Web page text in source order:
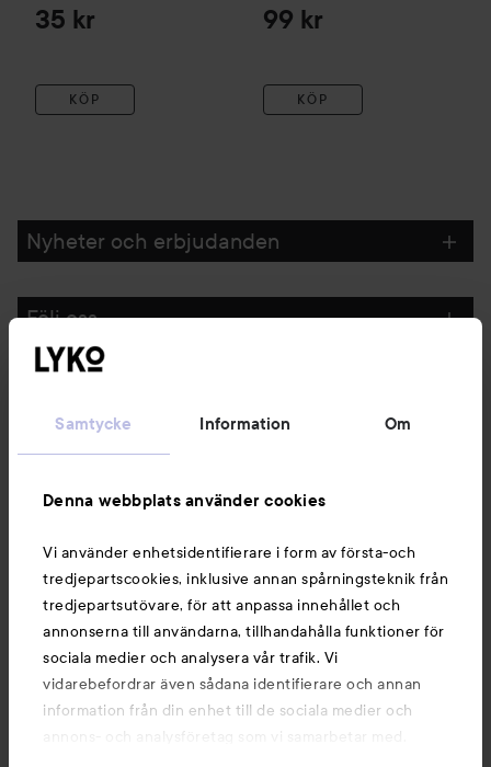
Samtycke Information Om
Denna webbplats använder cookies
Vi använder enhetsidentifierare i form av första-och
tredjepartscookies, inklusive annan spårningsteknik från
tredjepartsutövare, för att anpassa innehållet och
annonserna till användarna, tillhandahålla funktioner för
sociala medier och analysera vår trafik. Vi
vidarebefordrar även sådana identifierare och annan
information från din enhet till de sociala medier och
annons- och analysföretag som vi samarbetar med.
35 kr
KÖP
99 kr
KÖP
Nyheter och erbjudanden
Följ oss
Du kanske också gillar